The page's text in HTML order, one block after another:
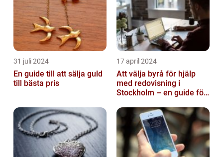
31 juli 2024
En guide till att sälja guld
till bästa pris
17 april 2024
Att välja byrå för hjälp
med redovisning i
Stockholm – en guide för